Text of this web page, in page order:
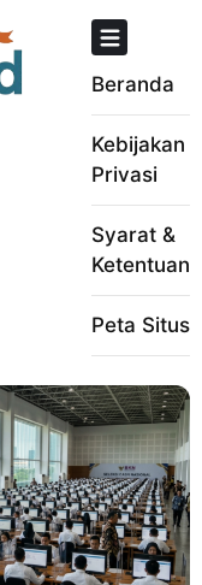
Beranda
Kebijakan
Privasi
Syarat &
Ketentuan
Peta Situs